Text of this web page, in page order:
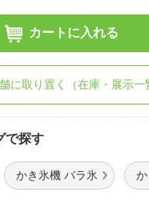
カートに入れる
に取り置く（在庫・展示一
で探す
かき氷機 バラ氷 か